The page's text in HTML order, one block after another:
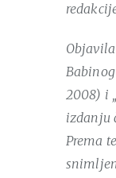
2008) i
izdanju
Prema